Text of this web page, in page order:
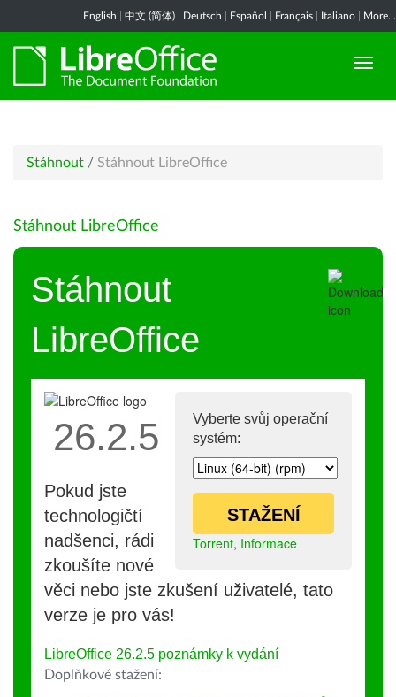
English 中文 (简体) Deutsch Español Français Italiano More...
Stáhnout / Stáhnout LibreOffice
Stáhnout LibreOffice
Stáhnout
LibreOffice
Vyberte svůj operační
systém:
STAŽENÍ
Torrent, Informace
26.2.5
Pokud jste
technologičtí
nadšenci, rádi
zkoušíte nové
věci nebo jste zkušení uživatelé, tato
verze je pro vás!
LibreOffice 26.2.5 poznámky k vydání
Doplňkové stažení: